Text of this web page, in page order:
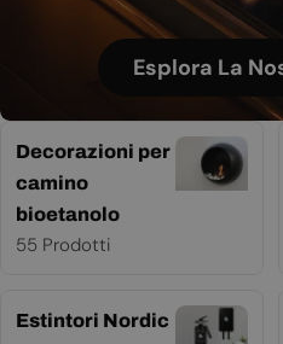
Esplora La
Decorazioni per
camino
bioetanolo
55 Prodotti
Estintori Nordic